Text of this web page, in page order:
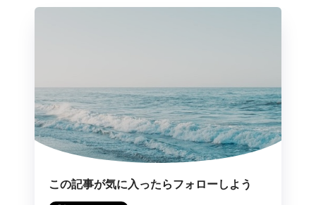
この記事が気に入ったらフォローしよう